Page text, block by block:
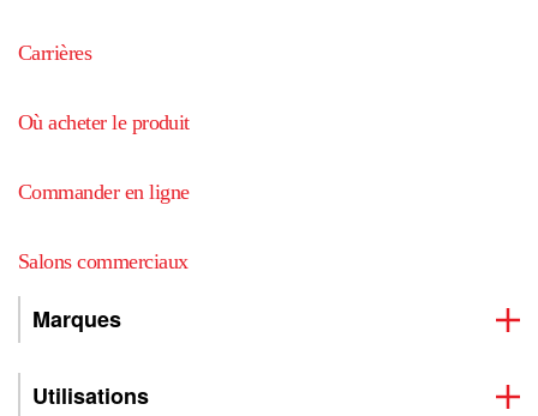
Carrières
Où acheter le produit
Commander en ligne
Salons commerciaux
Marques
Utilisations